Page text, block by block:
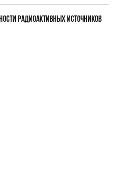
РАДИОАКТИВНЫХ ИСТОЧНИКОВ